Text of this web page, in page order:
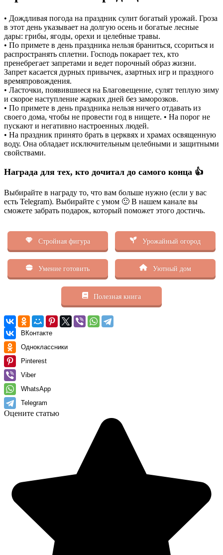
• Дождливая погода на праздник сулит богатый урожай. Гроза
в этот день указывает на долгую осень и богатые лесные
дары: грибы, ягоды, орехи и целебные травы.
• По примете в день праздника нельзя браниться, ссориться и
распространять сплетни. Господь покарает тех, кто
пренебрегает запретами и ведет порочный образ жизни.
Запрет касается дурных привычек, азартных игр и праздного
времяпровождения.
• Ласточки, появившиеся на Благовещение, сулят теплую зиму
и скорое наступление жарких дней без заморозков.
• По примете в день праздника нельзя ничего отдавать из
своего дома, чтобы не провести год в нищете. • На порог не
пускают и негативно настроенных людей.
• На праздник принято брать в церквях и храмах освященную
воду. Она обладает исключительным целебными и защитными
свойствами.
Награда для тех, кто дочитал до самого конца 👍
Выбирайте в награду то, что вам больше нужно (если у вас
есть Telegram). Выбирайте с умом 🙂 В нашем канале вы
сможете забрать подарок, который поможет этого достичь.
Стройная фигура Урожайный огород
Умение готовить Уютный дом
Полезная книга
ВКонтакте
Одноклассники
Pinterest
Viber
WhatsApp
Telegram
Оцените статью